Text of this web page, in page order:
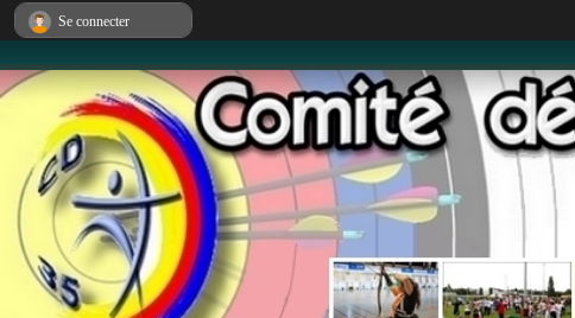
Se connecter
Panneau de gestion des cookies